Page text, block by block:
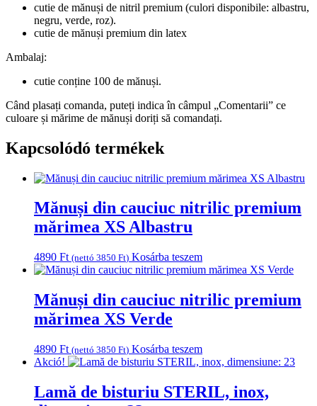
cutie de mănuși de nitril premium (culori disponibile: albastru,
negru, verde, roz).
cutie de mănuși premium din latex
Ambalaj:
cutie conține 100 de mănuși.
Când plasați comanda, puteți indica în câmpul „Comentarii” ce
culoare și mărime de mănuși doriți să comandați.
Kapcsolódó termékek
Mănuși din cauciuc nitrilic premium
mărimea XS Albastru
4890 Ft (nettó 3850 Ft) Kosárba teszem
Mănuși din cauciuc nitrilic premium
mărimea XS Verde
4890 Ft (nettó 3850 Ft) Kosárba teszem
Akció!
Lamă de bisturiu STERIL, inox,